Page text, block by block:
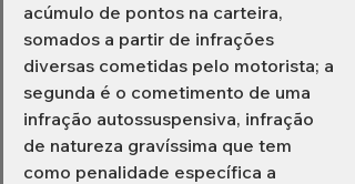
acúmulo de pontos na carteira,
somados a partir de infrações
diversas cometidas pelo motorista; a
segunda é o cometimento de uma
infração autossuspensiva, infração
de natureza gravíssima que tem
como penalidade específica a